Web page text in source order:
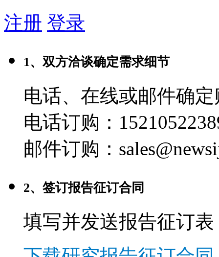
注册 登录
1、双方洽谈确定需求细节
电话、在线或邮件确
电话订购：
邮件订购：
2、签订报告征订合同
填写并发送报告征订表